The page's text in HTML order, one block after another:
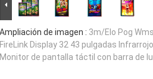
Ampliación de imagen : 3m/Elo Pog Wms
FireLink Display 32 43 pulgadas
Monitor de pantalla táctil con barra de